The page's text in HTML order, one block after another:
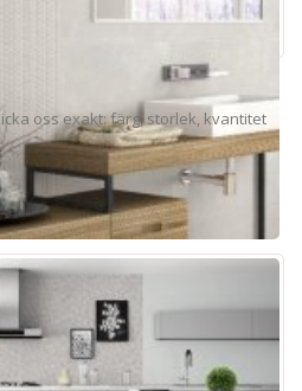
oss exakt: färg, storlek, kvantitet